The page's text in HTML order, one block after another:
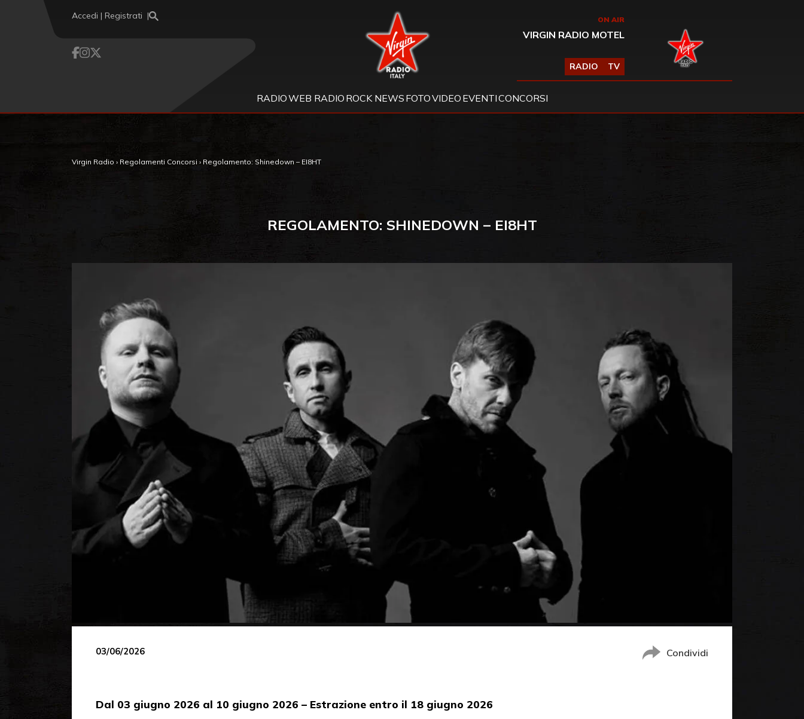
Accedi | Registrati Virgin Radio ON AIR
VIRGIN RADIO MOTEL
RADIO TV
RADIOWEB RADIO ROCK NEWS FOTOVIDEO EVENTICONCORSI
Virgin Radio › Regolamenti Concorsi › Regolamento: Shinedown – EI8HT
REGOLAMENTO: SHINEDOWN – EI8HT
03/06/2026 Condividi
Dal 03 giugno 2026 al 10 giugno 2026 – Estrazione entro il 18 giugno 2026